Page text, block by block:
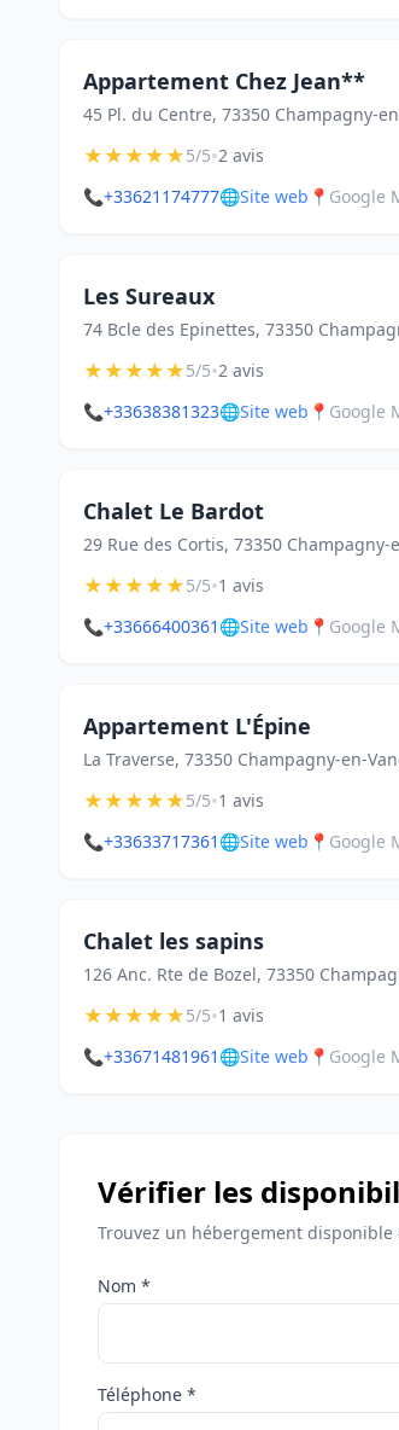
Appartement Chez Jean**
45 Pl. du Centre, 73350 Champagny-
★★★★★5/5•2 avis
📞+33621174777🌐Site web 📍 Google
Les Sureaux
74 Bcle des Epinettes, 73350
★★★★★5/5•2 avis
📞+33638381323🌐Site web 📍 Google
Chalet Le Bardot
29 Rue des Cortis, 73350 Champagny-
★★★★★5/5•1 avis
📞+33666400361 🌐Site web 📍 Google
Appartement L'Épine
La Traverse, 73350 Champagny-en-
★★★★★5/5•1 avis
📞+33633717361 🌐Site web 📍 Google
Chalet les sapins
126 Anc. Rte de Bozel, 73350
★★★★★5/5•1 avis
📞+33671481961 🌐Site web 📍 Google
Vérifier les
Trouvez un hébergement disponible
Nom *
Téléphone *